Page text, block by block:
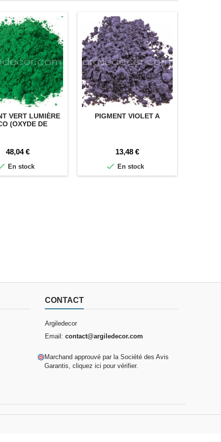
VERT LUMIÈRE
(OXYDE DE
Prix
48,04 €
En stock
PIGMENT VIOLET A
Prix
13,48 €
 En stock
CONTACT
Argiledecor
Email: contact@argiledecor.com
Marchand approuvé par la Société des Avis
Garantis, cliquez ici pour vérifier.